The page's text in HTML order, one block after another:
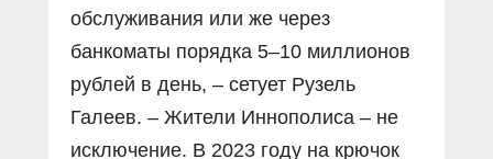
обслуживания или же через
банкоматы порядка 5–10 миллионов
рублей в день, – сетует Рузель
Галеев. – Жители Иннополиса – не
исключение. В 2023 году на крючок